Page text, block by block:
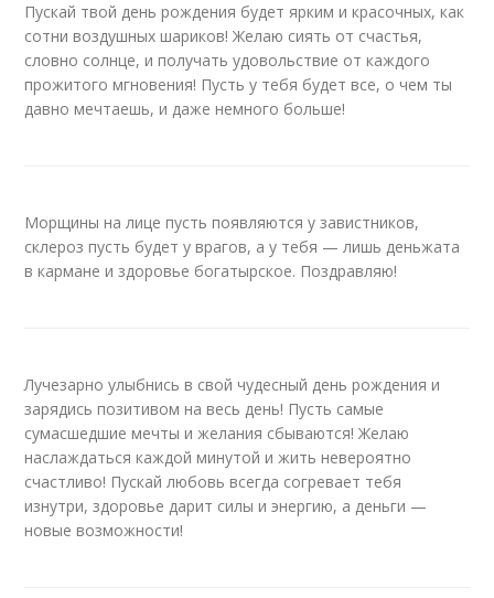
Пускай твой день рождения будет ярким и красочных, как
сотни воздушных шариков! Желаю сиять от счастья,
словно солнце, и получать удовольствие от каждого
прожитого мгновения! Пусть у тебя будет все, о чем ты
давно мечтаешь, и даже немного больше!
Морщины на лице пусть появляются у завистников,
склероз пусть будет у врагов, а у тебя — лишь деньжата
в кармане и здоровье богатырское. Поздравляю!
Лучезарно улыбнись в свой чудесный день рождения и
зарядись позитивом на весь день! Пусть самые
сумасшедшие мечты и желания сбываются! Желаю
наслаждаться каждой минутой и жить невероятно
счастливо! Пускай любовь всегда согревает тебя
изнутри, здоровье дарит силы и энергию, а деньги —
новые возможности!